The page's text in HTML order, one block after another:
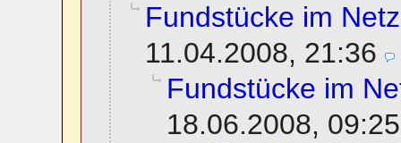
Fundstücke im Netz
11.04.2008, 21:36
Fundstücke im
18.06.2008, 09:25